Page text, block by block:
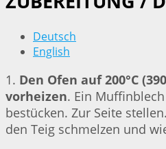
Deutsch
English
1. Den Ofen auf 200°C
vorheizen. Ein
bestücken. Zur Seite
den Teig schmelzen und